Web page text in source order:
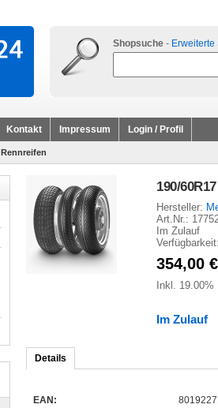
Shopsuche - Erweiterte
Kontakt Impressum Login / Profil
Rennreifen
190/
Hersteller:
Art.Nr.:
Im Zulauf
354,00 €
Inkl.
Im Zulauf
Details
EAN: